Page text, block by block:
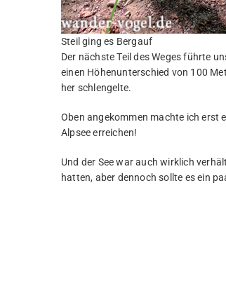
Steil ging es Bergauf
Der nächste Teil des Weges führte
einen Höhenunterschied von 100
her schlengelte.
Oben angekommen machte ich erst
Alpsee erreichen!
Und der See war auch wirklich
hatten, aber dennoch sollte es ein